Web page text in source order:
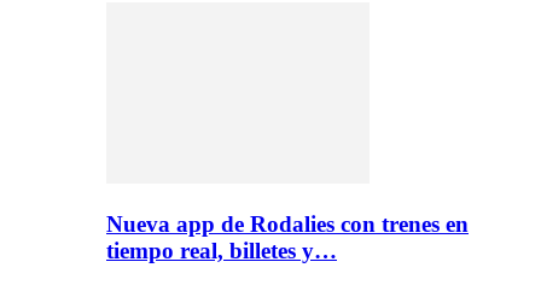
Nueva app de Rodalies con trenes en
tiempo real, billetes y…